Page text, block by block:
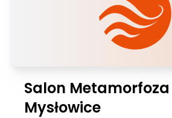
Salon Metamorfoza
Mysłowice